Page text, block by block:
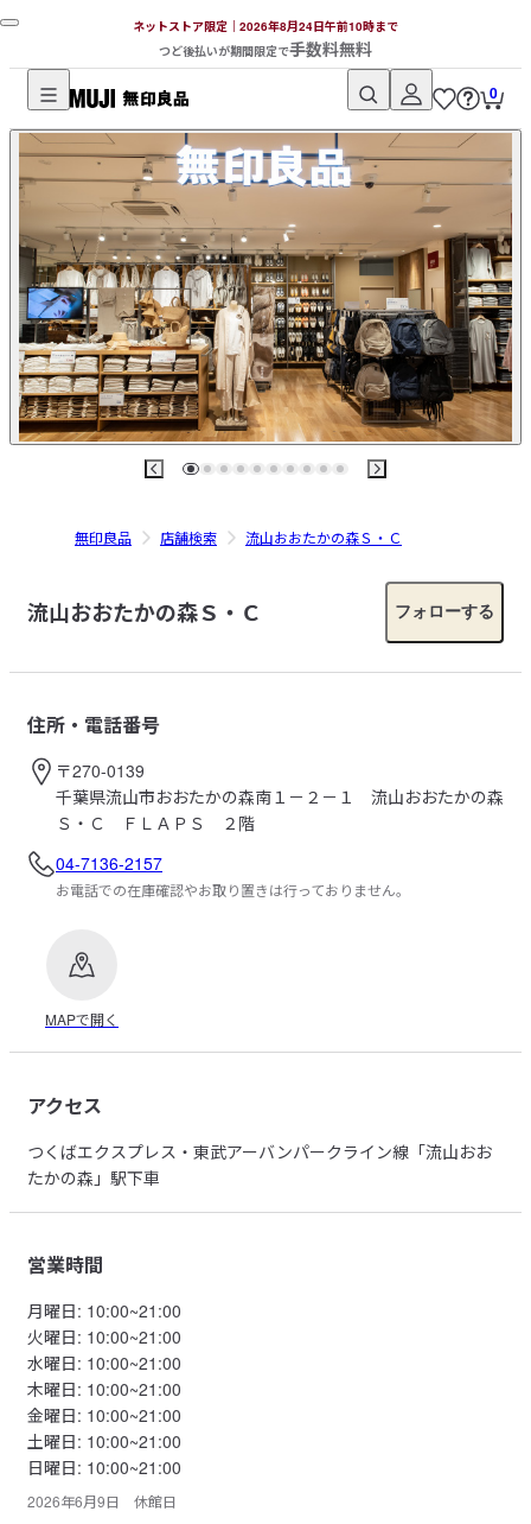
ネットストア限定｜2026年8月24日午前10時まで
つど後払いが期間限定で手数料無料
無
印
良
ネ
ッ
ト
ス
ト
ア
0
無印良品 店舗検索 流山おおたかの森Ｓ・Ｃ
流山おおたかの森Ｓ・Ｃ フォローする
住所・電話番号
〒270-0139
千葉県流山市おおたかの森南１－２－１ 流山おおたかの森
Ｓ・Ｃ ＦＬＡＰＳ ２階
04-7136-2157
お電話での在庫確認やお取り置きは行っておりません。
MAPで開く
アクセス
つくばエクスプレス・東武アーバンパークライン線「流山おお
たかの森」駅下車
営業時間
月曜日: 10:00~21:00
火曜日: 10:00~21:00
水曜日: 10:00~21:00
木曜日: 10:00~21:00
金曜日: 10:00~21:00
土曜日: 10:00~21:00
日曜日: 10:00~21:00
2026年6月9日 休館日